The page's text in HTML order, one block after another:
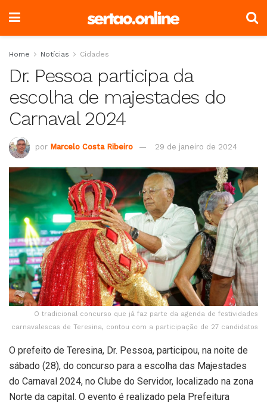
Home Notícias Cidades
Dr. Pessoa participa da
escolha de majestades do
Carnaval 2024
por Marcelo Costa Ribeiro 29 de janeiro de 2024
O tradicional concurso que já faz parte da agenda de festividades
carnavalescas de Teresina, contou com a participação de 27 candidatos
O prefeito de Teresina, Dr. Pessoa, participou, na noite de
sábado (28), do concurso para a escolha das Majestades
do Carnaval 2024, no Clube do Servidor, localizado na zona
Norte da capital. O evento é realizado pela Prefeitura